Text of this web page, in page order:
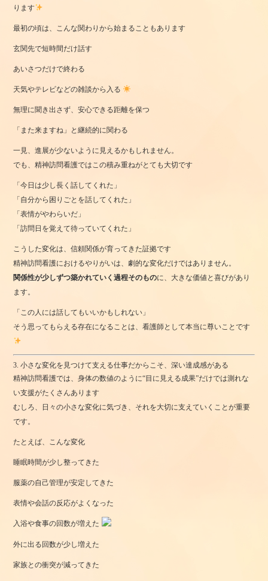
ります
最初の頃は、こんな関わりから始まることもあります
玄関先で短時間だけ話す
あいさつだけで終わる
天気やテレビなどの雑談から入る
無理に聞き出さず、安心できる距離を保つ
「また来ますね」と継続的に関わる
一見、進展が少ないように見えるかもしれません。
でも、精神訪問看護ではこの積み重ねがとても大切です
「今日は少し長く話してくれた」
「自分から困りごとを話してくれた」
「表情がやわらいだ」
「訪問日を覚えて待っていてくれた」
こうした変化は、信頼関係が育ってきた証拠です
精神訪問看護におけるやりがいは、劇的な変化だけではありません。
関係性が少しずつ築かれていく過程そのものに、大きな価値と喜びがあり
ます。
「この人には話してもいいかもしれない」
そう思ってもらえる存在になることは、看護師として本当に尊いことです
3. 小さな変化を見つけて支える仕事だからこそ、深い達成感がある
精神訪問看護では、身体の数値のように“目に見える成果”だけでは測れな
い支援がたくさんあります
むしろ、日々の小さな変化に気づき、それを大切に支えていくことが重要
です。
たとえば、こんな変化
睡眠時間が少し整ってきた
服薬の自己管理が安定してきた
表情や会話の反応がよくなった
入浴や食事の回数が増えた
外に出る回数が少し増えた
家族との衝突が減ってきた ‍‍‍